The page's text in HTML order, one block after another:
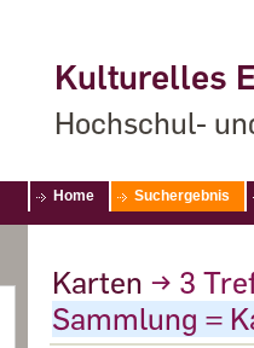
Kulturelles
Hochschul-
Home Suchergebnis
Karten → 3
Sammlung =